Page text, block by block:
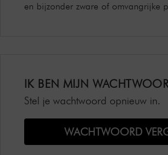
en bijzonder zware of omvangrijke
IK BEN MIJN
Stel je wachtwoord opnieuw in.
WACHTWOORD